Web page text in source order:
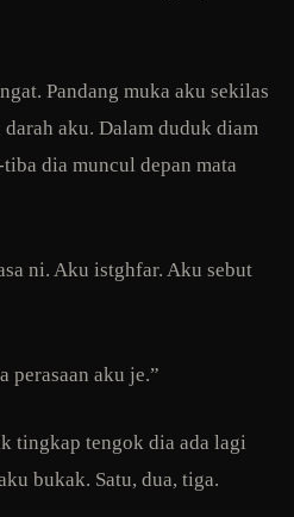
Pandang muka aku sekilas
aku. Dalam duduk diam
dia muncul depan mata
ni. Aku istghfar. Aku sebut
perasaan aku je.”
tingkap tengok dia ada lagi
bukak. Satu, dua, tiga.